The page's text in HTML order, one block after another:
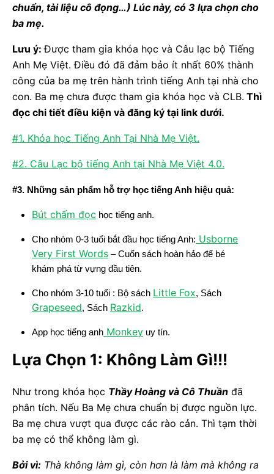
chuẩn, tài liệu cô đọng…) Lúc này, có 3 lựa chọn cho
ba mẹ.
Lưu ý:Được tham gia khóa học và Câu lạc bộ Tiếng
Anh Mẹ Việt. Điều đó đã đảm bảo ít nhất 60% thành
công của ba mẹ trên hành trình tiếng Anh tại nhà cho
con. Ba mẹ chưa được tham gia khóa học và CLB. Thì
đọc chi tiết điều kiện và đăng ký tại link dưới.
#1. Khóa học Tiếng Anh Tại Nhà Mẹ Việt.
#2. Câu Lạc bộ tiếng Anh tại Nhà Mẹ Việt 4.0.
#3. Những sản phẩm hỗ trợ học tiếng Anh hiệu quả:
Bút chấm đọc học tiếng anh.
Cho nhóm 0-3 tuổi bắt đầu học tiếng Anh: Usborne
Very First Words – Cuốn sách hoàn hảo để bé
khám phá từ vựng đầu tiên.
Cho nhóm 3-10 tuổi : Bộ sách Little Fox, Sách
Grapeseed, Sách Razkid.
App học tiếng anh Monkey uy tín.
Lựa Chọn 1: Không Làm Gì!!!
Như trong khóa học Thầy Hoàng và Cô Thuần đã
phân tích. Nếu Ba Mẹ chưa chuẩn bị được nguồn lực.
Ba mẹ chưa vượt qua được các rào cản. Thì tạm thời
ba mẹ có thể không làm gì.
Bởi vì: Thà không làm gì, còn hơn là làm mà không ra